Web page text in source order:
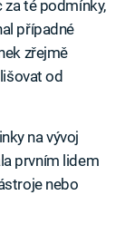
té podmínky,
případné
zřejmě
od
na vývoj
prvním lidem
nebo